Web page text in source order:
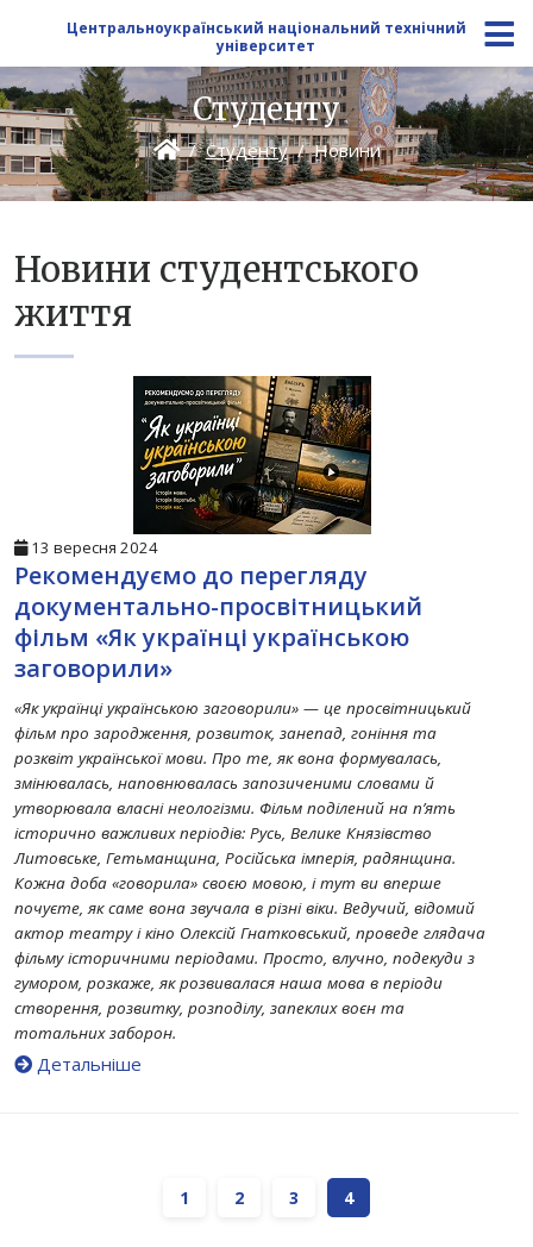
Центральноукраїнський національний технічний
університет
Студенту
Студенту Новини
Новини студентського
життя
13 вересня 2024
Рекомендуємо до перегляду
документально-просвітницький
фільм «Як українці українською
заговорили»
«Як українці українською заговорили» — це просвітницький
фільм про зародження, розвиток, занепад, гоніння та
розквіт української мови. Про те, як вона формувалась,
змінювалась, наповнювалась запозиченими словами й
утворювала власні неологізми. Фільм поділений на п’ять
історично важливих періодів: Русь, Велике Князівство
Литовське, Гетьманщина, Російська імперія, радянщина.
Кожна доба «говорила» своєю мовою, і тут ви вперше
почуєте, як саме вона звучала в різні віки. Ведучий, відомий
актор театру і кіно Олексій Гнатковський, проведе глядача
фільму історичними періодами. Просто, влучно, подекуди з
гумором, розкаже, як розвивалася наша мова в періоди
створення, розвитку, розподілу, запеклих воєн та
тотальних заборон.
Детальніше
1 2 3 4